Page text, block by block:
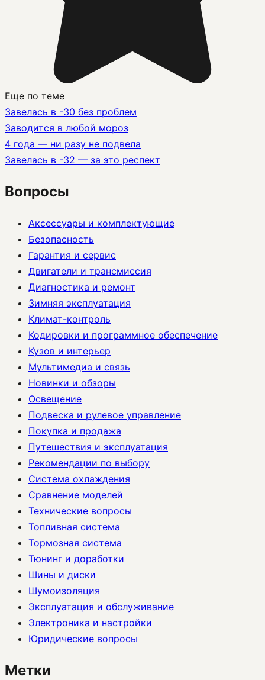
Еще по теме
Завелась в -30 без проблем
Заводится в любой мороз
4 года — ни разу не подвела
Завелась в -32 — за это респект
Вопросы
Аксессуары и комплектующие
Безопасность
Гарантия и сервис
Двигатели и трансмиссия
Диагностика и ремонт
Зимняя эксплуатация
Климат-контроль
Кодировки и программное обеспечение
Кузов и интерьер
Мультимедиа и связь
Новинки и обзоры
Освещение
Подвеска и рулевое управление
Покупка и продажа
Путешествия и эксплуатация
Рекомендации по выбору
Система охлаждения
Сравнение моделей
Технические вопросы
Топливная система
Тормозная система
Тюнинг и доработки
Шины и диски
Шумоизоляция
Эксплуатация и обслуживание
Электроника и настройки
Юридические вопросы
Метки